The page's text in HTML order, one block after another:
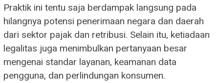
Praktik ini tentu saja berdampak langsung pada
hilangnya potensi penerimaan negara dan daerah
dari sektor pajak dan retribusi. Selain itu, ketiadaan
legalitas juga menimbulkan pertanyaan besar
mengenai standar layanan, keamanan data
pengguna, dan perlindungan konsumen.